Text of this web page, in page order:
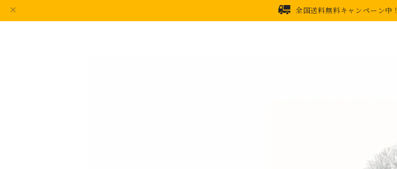
全国送料無料キャンペーン中！